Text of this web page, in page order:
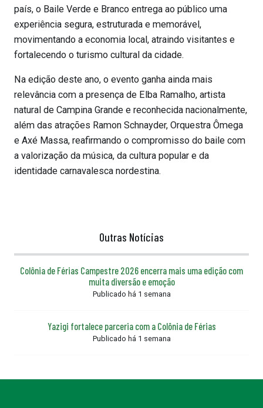
país, o Baile Verde e Branco entrega ao público uma
experiência segura, estruturada e memorável,
movimentando a economia local, atraindo visitantes e
fortalecendo o turismo cultural da cidade.
Na edição deste ano, o evento ganha ainda mais
relevância com a presença de Elba Ramalho, artista
natural de Campina Grande e reconhecida nacionalmente,
além das atrações Ramon Schnayder, Orquestra Ômega
e Axé Massa, reafirmando o compromisso do baile com
a valorização da música, da cultura popular e da
identidade carnavalesca nordestina.
Outras Notícias
Colônia de Férias Campestre 2026 encerra mais uma edição com
muita diversão e emoção
Publicado há 1 semana
Yazigi fortalece parceria com a Colônia de Férias
Publicado há 1 semana